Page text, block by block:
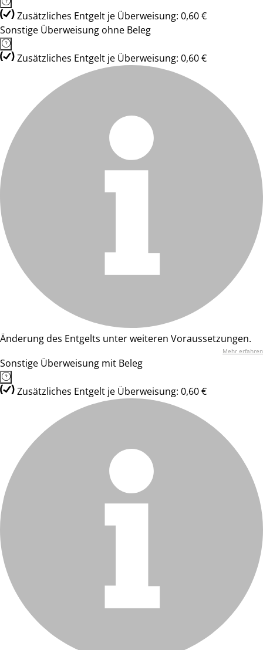
Zusätzliches Entgelt je Überweisung: 0,60 €
Sonstige Überweisung ohne Beleg
Zusätzliches Entgelt je Überweisung: 0,60 €
Änderung des Entgelts unter weiteren Voraussetzungen.
Mehr erfahren
Sonstige Überweisung mit Beleg
Zusätzliches Entgelt je Überweisung: 0,60 €